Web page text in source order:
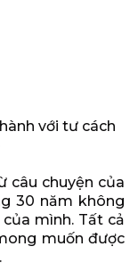
với tư cách
câu chuyện của
30 năm không
mình. Tất cả
muốn được